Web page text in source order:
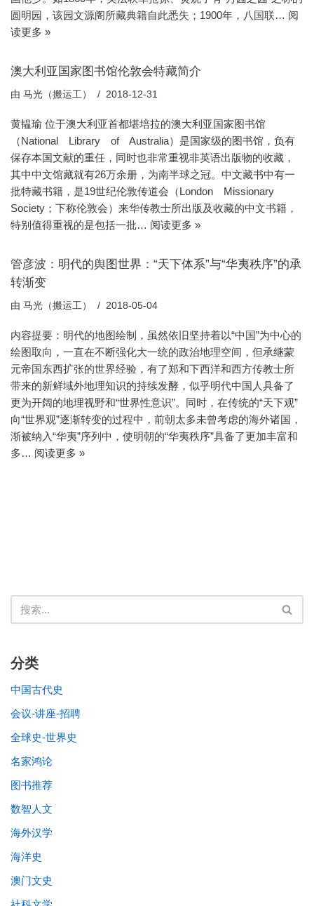
圆明园，该园文源阁所藏典籍自此悉失；1900年，八国联… 阅
读更多 »
澳大利亚国家图书馆伦敦会特藏简介
由 马光（搬运工） 2018-12-31
黄韫瑜 位于澳大利亚首都堪培拉的澳大利亚国家图书馆
（National Library of Australia）是国家级的图书馆，负有
保存本国文献的重任，同时也非常重视非英语出版物的收藏，
其中中文馆藏就有26万余册，为南半球之冠。中文藏书中有一
批特藏书籍，是19世纪伦敦传道会（London Missionary
Society；下称伦敦会）来华传教士所出版及收藏的中文书籍，
特别值得重视的是包括一批… 阅读更多 »
管彦波：明代的舆图世界：“天下体系”与“华夷秩序”的承
转渐变
由 马光（搬运工） 2018-05-04
内容提要：明代的地图绘制，虽然依旧坚持着以“中国”为中心的
绘图取向，一直在不断强化大一统的政治地理空间，但承继蒙
元帝国东西扩张的世界经验，有了郑和下西洋和西方传教士所
带来的新鲜域外地理知识的持续发酵，似乎明代中国人具备了
更为开阔的地理视野和“世界性意识”。同时，在传统的“天下观”
向“世界观”逐渐转变的过程中，前朝太多未曾考虑的海外诸国，
渐被纳入“华夷”序列中，使明朝的“华夷秩序”具备了更加丰富和
多… 阅读更多 »
分类
中国古代史
会议-讲座-招聘
全球史-世界史
名家鸿论
图书推荐
数智人文
海外汉学
海洋史
澳门文史